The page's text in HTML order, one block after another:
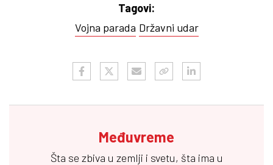
Tagovi:
Vojna parada Državni udar
Međuvreme
Šta se zbiva u zemlji i svetu, šta ima u